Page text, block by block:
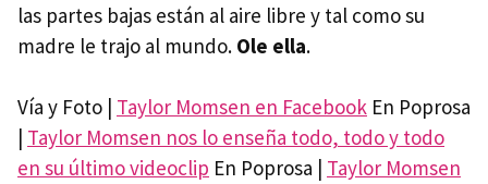
las partes bajas están al aire libre y tal como su
madre le trajo al mundo. Ole ella.
Vía y Foto | Taylor Momsen en Facebook En Poprosa
| Taylor Momsen nos lo enseña todo, todo y todo
en su último videoclip En Poprosa | Taylor Momsen